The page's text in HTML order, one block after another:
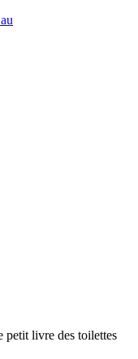
petit livre des toilettes